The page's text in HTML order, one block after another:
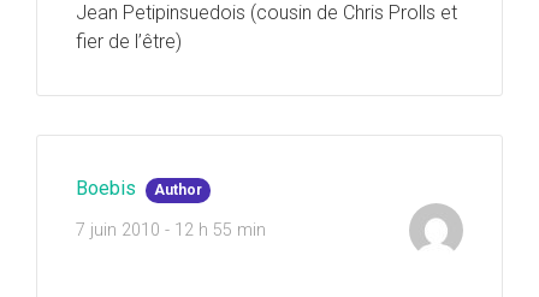
Jean Petipinsuedois (cousin de Chris Prolls et
fier de l’être)
Boebis Author
7 juin 2010 - 12 h 55 min